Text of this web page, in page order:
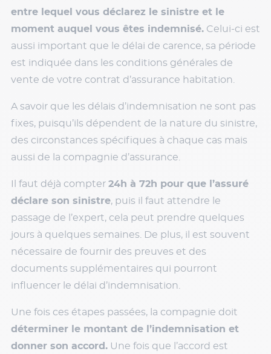
entre lequel vous déclarez le sinistre et le
moment auquel vous êtes indemnisé. Celui-ci est
aussi important que le délai de carence, sa période
est indiquée dans les conditions générales de
vente de votre contrat d’assurance habitation.
A savoir que les délais d’indemnisation ne sont pas
fixes, puisqu’ils dépendent de la nature du sinistre,
des circonstances spécifiques à chaque cas mais
aussi de la compagnie d’assurance.
Il faut déjà compter 24h à 72h pour que l’assuré
déclare son sinistre, puis il faut attendre le
passage de l’expert, cela peut prendre quelques
jours à quelques semaines. De plus, il est souvent
nécessaire de fournir des preuves et des
documents supplémentaires qui pourront
influencer le délai d’indemnisation.
Une fois ces étapes passées, la compagnie doit
déterminer le montant de l’indemnisation et
donner son accord. Une fois que l’accord est